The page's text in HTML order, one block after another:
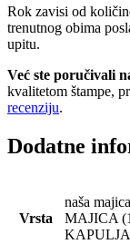
Rok zavisi od
trenutnog obima
upitu.
Već ste poručivali
kvalitetom štampe,
recenziju.
Dodatne
Vrsta
naša
MAJICA